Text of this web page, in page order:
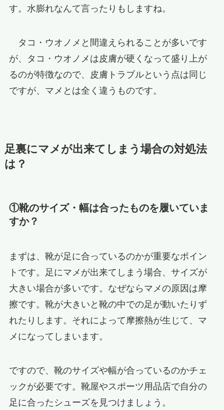
す。水膨れなんて言ったりもしますね。
タコ・ウオノメと間違えられることが多いです
が、タコ・ウオノメは皮膚が硬くなって盛り上が
るのが特徴なので、皮膚トラブルという点は同じ
ですが、マメとは全く違うものです。
足裏にマメが出来てしまう場合の対処法
は？
①靴のサイズ・幅は合ったものを履いていま
すか？
まずは、靴が足に合っているのかが重要なポイン
トです。足にマメが出来てしまう場合、サイズが
大きい場合が多いです。なぜならマメの原因は摩
擦です。靴が大きいと靴の中での足が動いたりず
れたりします。それによって摩擦熱が生じて、マ
メになってしまいます。
ですので、靴のサイズや幅が合っているのかチェ
ックが必要です。靴屋やスポーツ用品店で自分の
足に合ったシューズを見つけましょう。